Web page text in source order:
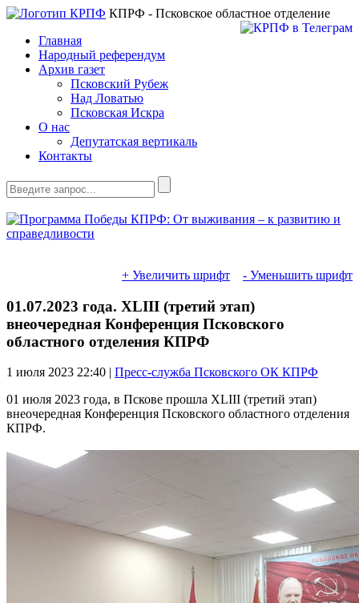
КПРФ - Псковское областное отделение
Главная
Народный референдум
Архив газет
Псковский Рубеж
Над Ловатью
Псковская Искра
О нас
Депутатская вертикаль
Контакты
+ Увеличить шрифт - Уменьшить шрифт
01.07.2023 года. XLIII (третий этап)
внеочередная Конференция Псковского
областного отделения КПРФ
1 июля 2023 22:40 | Пресс-служба Псковского ОК КПРФ
01 июля 2023 года, в Пскове прошла XLIII (третий этап)
внеочередная Конференция Псковского областного отделения
КПРФ.